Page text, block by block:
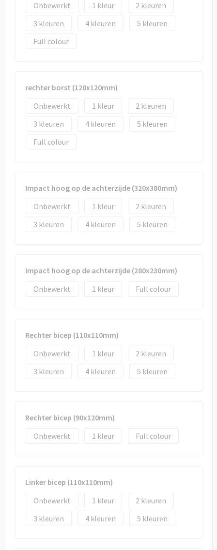
Onbewerkt
1
2
3
4
5
Full colour
rechter borst (120x120mm)
Onbewerkt
1
2
3
4
5
Full colour
Impact hoog op de achterzijde (320x380mm)
Onbewerkt
1
2
3
4 5
Impact hoog op de achterzijde (280x230mm)
Onbewerkt
1 Full colour
Rechter bicep (110x110mm)
Onbewerkt
1
2
3
4 5
Rechter bicep (90x120mm)
Onbewerkt
1 Full colour
Linker bicep (110x110mm)
Onbewerkt
1
2
3
4 5